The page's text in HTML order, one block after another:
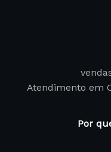
Atendimento em
Por